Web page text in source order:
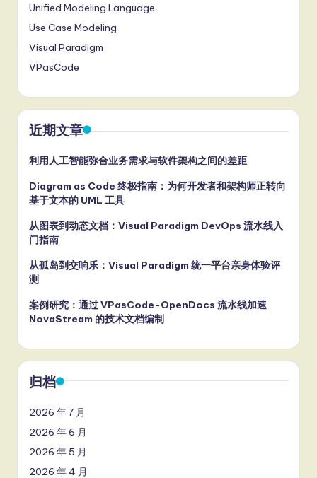
Unified Modeling Language
Use Case Modeling
Visual Paradigm
VPasCode
近期文章
利用人工智能弥合业务需求与软件架构之间的差距
Diagram as Code 终极指南：为何开发者和架构师正转向
基于文本的 UML 工具
从图表到动态文档：Visual Paradigm DevOps 流水线入
门指南
从孤岛到交响乐：Visual Paradigm 统一平台亲身体验评
测
案例研究：通过 VPasCode-OpenDocs 流水线加速
NovaStream 的技术文档编制
归档
2026 年 7 月
2026 年 6 月
2026 年 5 月
2026 年 4 月